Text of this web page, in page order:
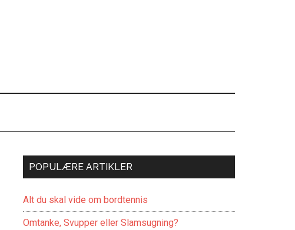
POPULÆRE ARTIKLER
Alt du skal vide om bordtennis
Omtanke, Svupper eller Slamsugning?